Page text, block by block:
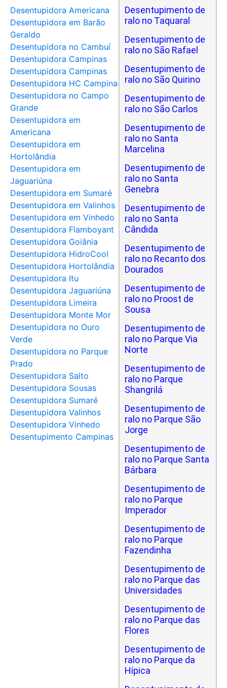
Desentupidora Americana
Desentupidora em Barão
Geraldo
Desentupidora no Cambuí
Desentupidora Campinas
Desentupidora Campinas
Desentupidora HC Campinas
Desentupidora no Campo
Grande
Desentupidora em
Americana
Desentupidora em
Hortolândia
Desentupidora em
Jaguariúna
Desentupidora em Sumaré
Desentupidora em Valinhos
Desentupidora em Vinhedo
Desentupidora Flamboyant
Desentupidora Goiânia
Desentupidora HidroCool
Desentupidora Hortolândia
Desentupidora Itu
Desentupidora Jaguariúna
Desentupidora Limeira
Desentupidora Monte Mor
Desentupidora no Ouro
Verde
Desentupidora no Parque
Prado
Desentupidora Salto
Desentupidora Sousas
Desentupidora Sumaré
Desentupidora Valinhos
Desentupidora Vinhedo
Desentupimento Campinas
Desentupimento de
ralo no Taquaral
Desentupimento de
ralo no São Rafael
Desentupimento de
ralo no São Quirino
Desentupimento de
ralo no São Carlos
Desentupimento de
ralo no Santa
Marcelina
Desentupimento de
ralo no Santa
Genebra
Desentupimento de
ralo no Santa
Cândida
Desentupimento de
ralo no Recanto dos
Dourados
Desentupimento de
ralo no Proost de
Sousa
Desentupimento de
ralo no Parque Via
Norte
Desentupimento de
ralo no Parque
Shangrilá
Desentupimento de
ralo no Parque São
Jorge
Desentupimento de
ralo no Parque Santa
Bárbara
Desentupimento de
ralo no Parque
Imperador
Desentupimento de
ralo no Parque
Fazendinha
Desentupimento de
ralo no Parque das
Universidades
Desentupimento de
ralo no Parque das
Flores
Desentupimento de
ralo no Parque da
Hípica